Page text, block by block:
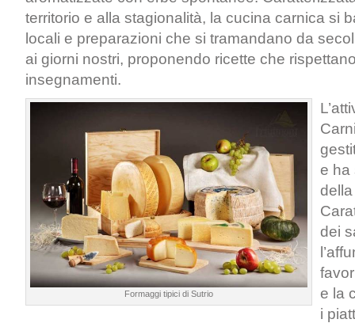
territorio e alla stagionalità, la cucina carnica si
locali e preparazioni che si tramandano da
ai giorni nostri, proponendo ricette che
insegnamenti.
Formaggi tipici di Sutrio
e ha
dei
e la
i